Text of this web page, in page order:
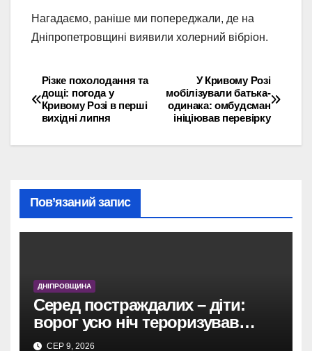
Нагадаємо, раніше ми попереджали, де на
Дніпропетровщині виявили холерний вібріон.
Навігація
записів
У Кривому Розі
мобілізували батька-
одинака: омбудсман
ініціював перевірку
Різке похолодання та
дощі: погода у
Кривому Розі в перші
вихідні липня
Пов’язаний запис
ДНІПРОВЩИНА
Серед постраждалих – діти:
ворог усю ніч тероризував
Дніпропетровщину
СЕР 9, 2026